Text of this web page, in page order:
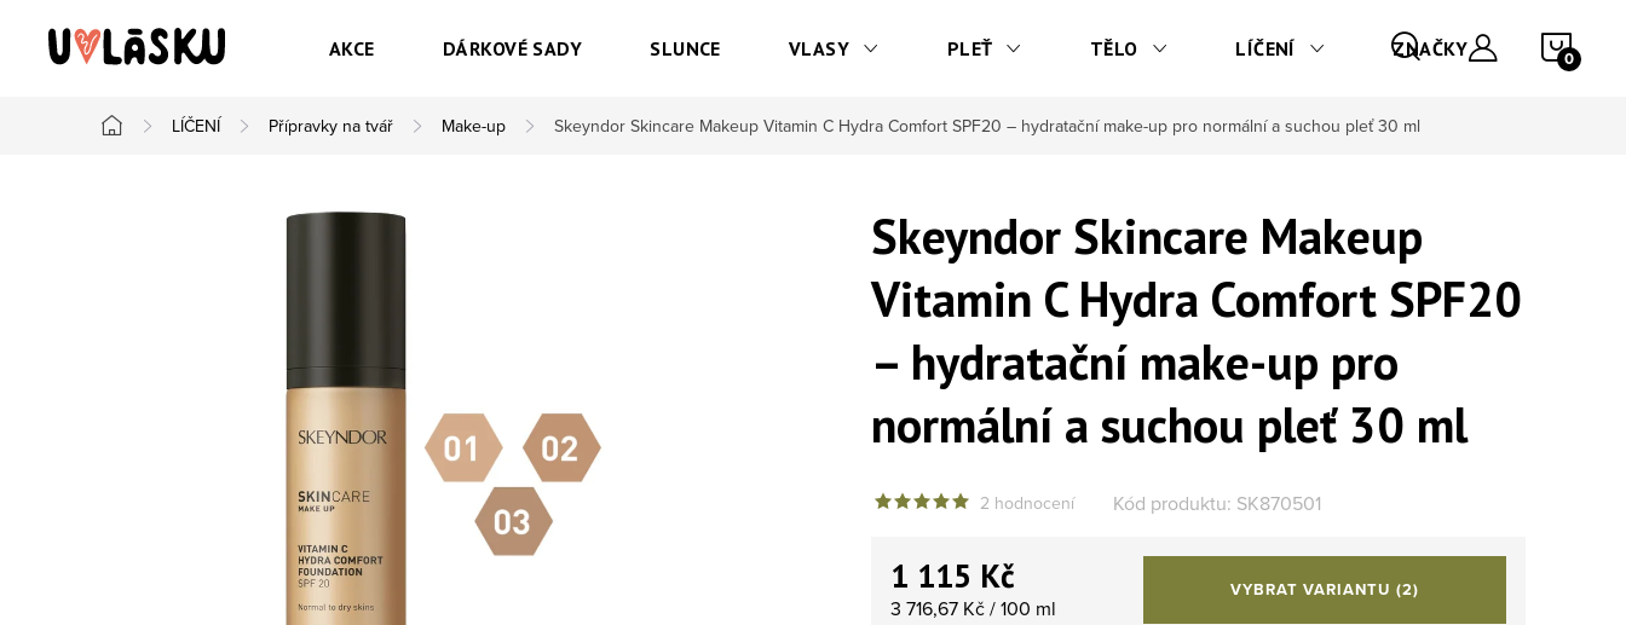
AKCE DÁRKOVÉ SADY SLUNCE VLASY PLEŤ TĚLO LÍČENÍ ZNAČKY
Domů
LÍČENÍ Přípravky na tvář Make-up Skeyndor Skincare Makeup Vitamin C Hydra Comfort SPF20 – hydratační make-up pro normální a suchou pleť 30 ml
Skeyndor Skincare Makeup
Vitamin C Hydra Comfort SPF20
– hydratační make-up pro
normální a suchou pleť 30 ml
2 hodnocení Kód produktu: SK870501
1 115 Kč
Měrná cena:
3 716,67 Kč / 100 ml
VYBRAT VARIANTU (2)